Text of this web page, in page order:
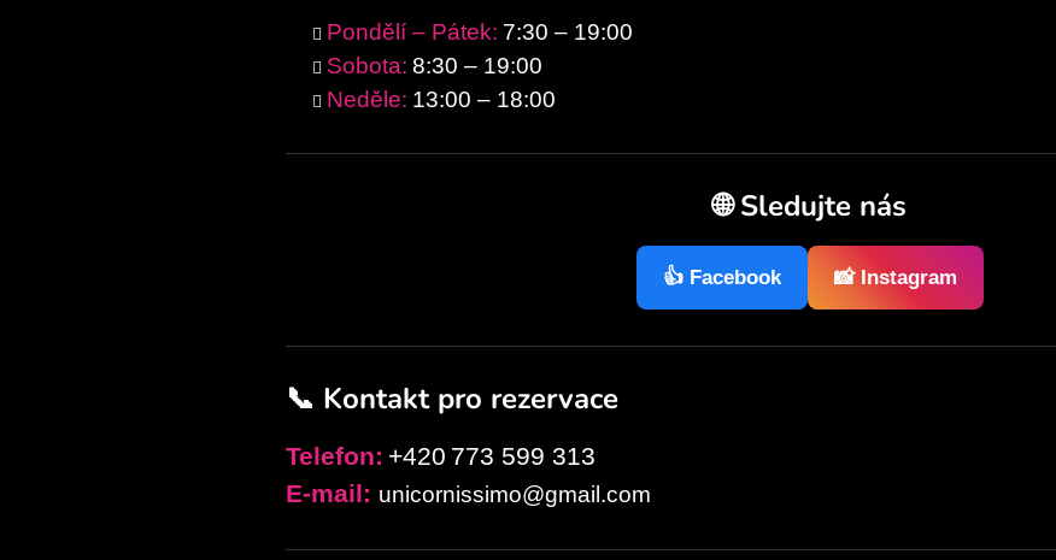
Pondělí – Pátek: 7:30 – 19:00
Sobota: 8:30 – 19:00
Neděle: 13:00 – 18:00
🌐 Sledujte nás
👍 Facebook 📸 Instagram
📞 Kontakt pro rezervace
Telefon: +420 773 599 313
E-mail: unicornissimo@gmail.com